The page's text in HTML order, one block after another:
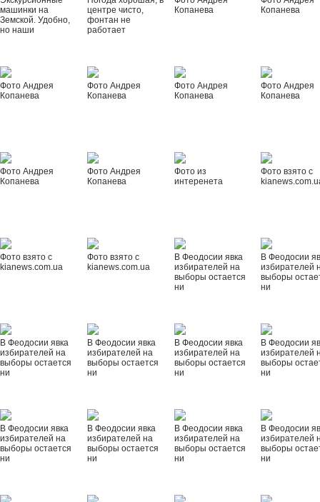
машинки на
Земской. Удобно,
но наши
центре чисто,
фонтан не
работает
Копанева
Копанева
Фото Андрея
Копанева
Фото Андрея
Копанева
Фото Андрея
Копанева
Фото Андрея
Копанева
Фото Андрея
Копанева
Фото Андрея
Копанева
Фото из
интеренета
Фото взято с
Фото взято с
kianews.com.ua
Фото взято с
kianews.com.ua
В Феодосии явка
избирателей на
выборы остается
ни
В Феодосии
избирателей
выборы
ни
В Феодосии явка
избирателей на
выборы остается
ни
В Феодосии явка
избирателей на
выборы остается
ни
В Феодосии явка
избирателей на
выборы остается
ни
В Феодосии
избирателей
выборы
ни
В Феодосии явка
избирателей на
выборы остается
ни
В Феодосии явка
избирателей на
выборы остается
ни
В Феодосии явка
избирателей на
выборы остается
ни
В Феодосии
избирателей
выборы
ни